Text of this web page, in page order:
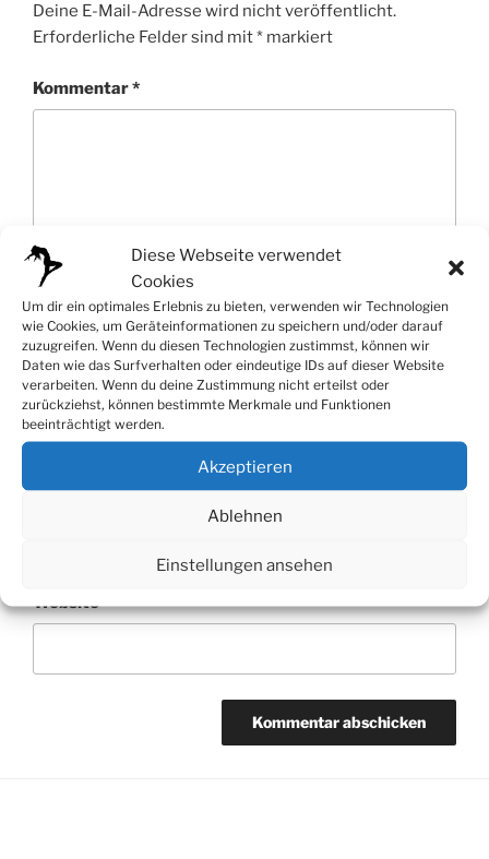
Diese Webseite verwendet
Cookies
Um dir ein optimales Erlebnis zu bieten, verwenden wir Technologien
wie Cookies, um Geräteinformationen zu speichern und/oder darauf
zuzugreifen. Wenn du diesen Technologien zustimmst, können wir
Daten wie das Surfverhalten oder eindeutige IDs auf dieser Website
verarbeiten. Wenn du deine Zustimmung nicht erteilst oder
zurückziehst, können bestimmte Merkmale und Funktionen
beeinträchtigt werden.
Akzeptieren
Ablehnen
Einstellungen ansehen
Deine E-Mail-Adresse wird nicht veröffentlicht.
Erforderliche Felder sind mit* markiert
Kommentar*
Name*
E-Mail-Adresse*
Website